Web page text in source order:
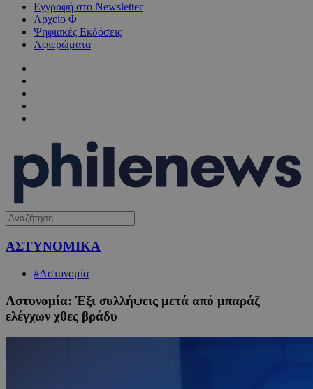
Εγγραφή στο Newsletter
Αρχείο Φ
Ψηφιακές Εκδόσεις
Αφιερώματα
ΑΣΤΥΝΟΜΙΚΑ
#Αστυνομία
Αστυνομία: Έξι συλλήψεις μετά από μπαράζ
ελέγχων χθες βράδυ